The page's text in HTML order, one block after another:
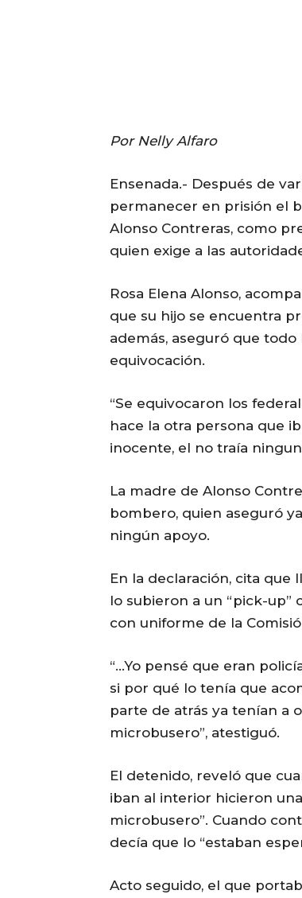
Por Nelly Alfaro
Ensenada.- Después de
permanecer en prisión el
Alonso Contreras, como
quien exige a las
Rosa Elena Alonso,
que su hijo se encuentra
además, aseguró que
equivocación.
“Se equivocaron los
hace la otra persona que
inocente, el no traía
La madre de Alonso
bombero, quien aseguró
ningún apoyo.
En la declaración, cita que
lo subieron a un “pick-
con uniforme de la
“…Yo pensé que eran
si por qué lo tenía que
parte de atrás ya tenían a
microbusero”, atestiguó.
El detenido, reveló que
iban al interior hicieron
microbusero”. Cuando
decía que lo “estaban
Acto seguido, el que